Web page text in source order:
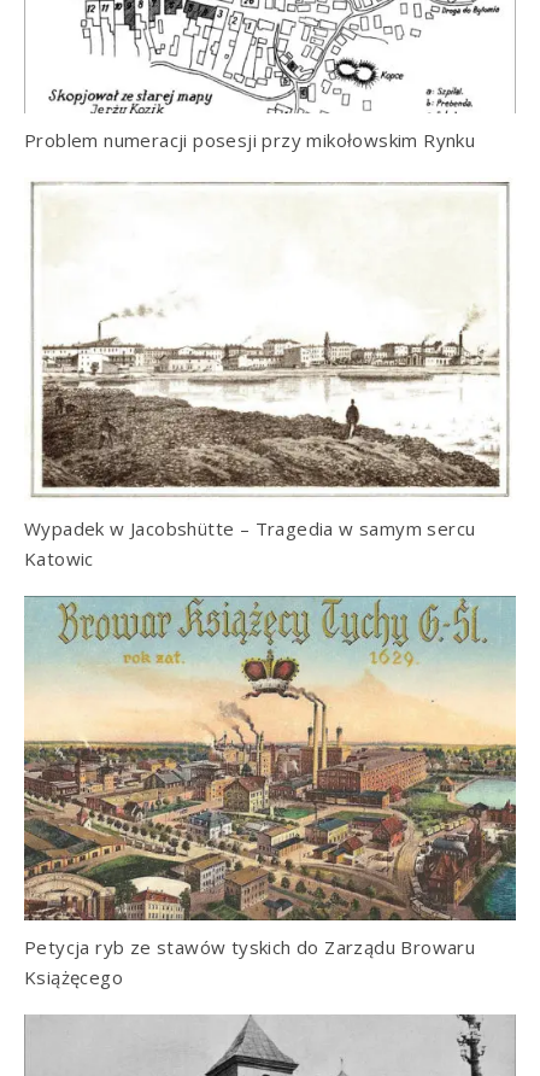
Problem numeracji posesji przy mikołowskim Rynku
Wypadek w Jacobshütte – Tragedia w samym sercu
Katowic
Petycja ryb ze stawów tyskich do Zarządu Browaru
Książęcego